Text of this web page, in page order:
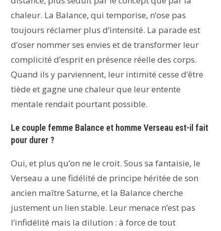
chaleur. La Balance, qui temporise, n’ose pas
toujours réclamer plus d’intensité. La parade est
d’oser nommer ses envies et de transformer leur
complicité d’esprit en présence réelle des corps.
Quand ils y parviennent, leur intimité cesse d’être
tiède et gagne une chaleur que leur entente
mentale rendait pourtant possible.
Le couple femme Balance et homme Verseau est-il fait
pour durer ?
Oui, et plus qu’on ne le croit. Sous sa fantaisie, le
Verseau a une fidélité de principe héritée de son
ancien maître Saturne, et la Balance cherche
justement un lien stable. Leur menace n’est pas
l’infidélité mais la dilution : à force de tout